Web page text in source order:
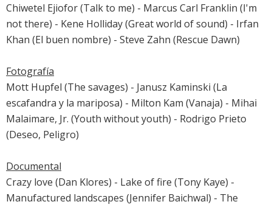
Chiwetel Ejiofor(Talk to me) - Marcus Carl Franklin (I'm
not there) - Kene Holliday (Great world of sound) - Irfan
Khan (El buen nombre) - Steve Zahn (Rescue Dawn)
Fotografía
Mott Hupfel (The savages) - Janusz Kaminski (La
escafandra y la mariposa) - Milton Kam (Vanaja) - Mihai
Malaimare, Jr. (Youth without youth) - Rodrigo Prieto
(Deseo, Peligro)
Documental
Crazy love (Dan Klores) - Lake of fire (Tony Kaye) -
Manufactured landscapes (Jennifer Baichwal) - The